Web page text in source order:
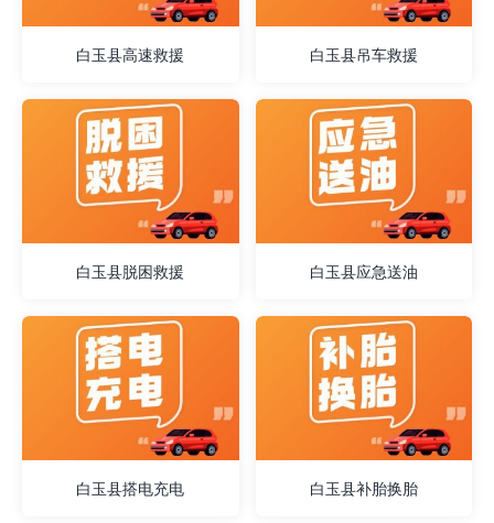
白玉县高速救援 白玉县吊车救援
白玉县脱困救援 白玉县应急送油
白玉县搭电充电 白玉县补胎换胎